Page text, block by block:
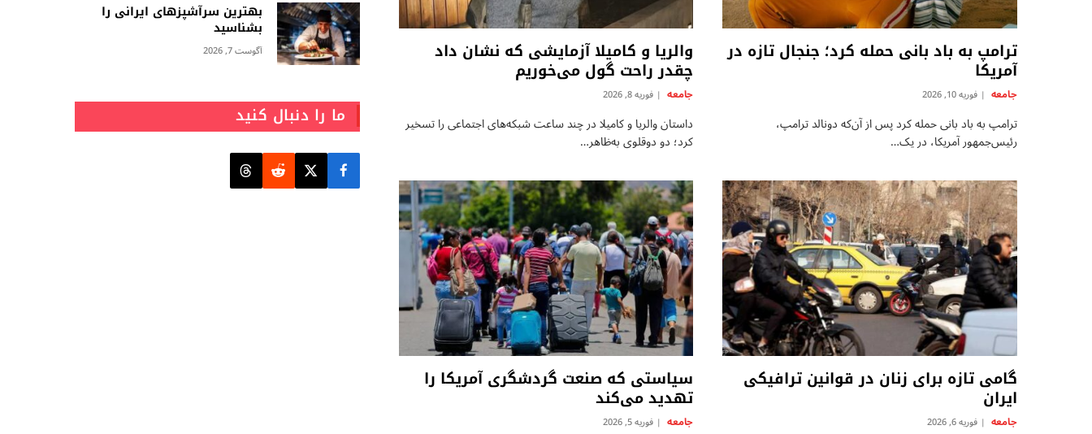
ترامپ به باد بانی حمله کرد؛ جنجال تازه در
آمریکا
جامعه فوریه 10, 2026
ترامپ به باد بانی حمله کرد پس از آن‌که دونالد ترامپ،
رئیس‌جمهور آمریکا، در یک…
والریا و کامیلا آزمایشی که نشان داد
چقدر راحت گول می‌خوریم
جامعه فوریه 8, 2026
داستان والریا و کامیلا در چند ساعت شبکه‌های اجتماعی را تسخیر
کرد؛ دو دوقلوی به‌ظاهر…
گامی تازه برای زنان در قوانین ترافیکی
ایران
جامعه فوریه 6, 2026
سیاستی که صنعت گردشگری آمریکا را
تهدید می‌کند
جامعه فوریه 5, 2026
بهترین سرآشپزهای ایرانی را
بشناسید
آگوست 7, 2026
ما را دنبال کنید